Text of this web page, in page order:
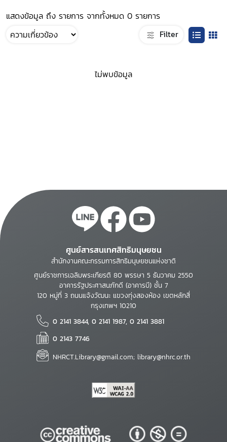
แสดงข้อมูล ถึง รายการ จากทั้งหมด 0 รายการ
Filter
ไม่พบข้อมูล
ศูนย์สารสนเทศสิทธิมนุษยชน
สำนักงานคณะกรรมการสิทธิมนุษยชนแห่งชาติ
ศูนย์ราชการเฉลิมพระเกียรติ 80 พรรษา 5 ธันวาคม 2550
อาคารรัฐประศาสนภักดี (อาคารบี) ชั้น 7
120 หมู่ที่ 3 ถนนแจ้งวัฒนะ แขวงทุ่งสองห้อง เขตหลักสี่
กรุงเทพฯ 10210
0 2141 3844, 0 2141 1987, 0 2141 3881
0 2143 7746
NHRCT.Library@gmail.com; library@nhrc.or.th